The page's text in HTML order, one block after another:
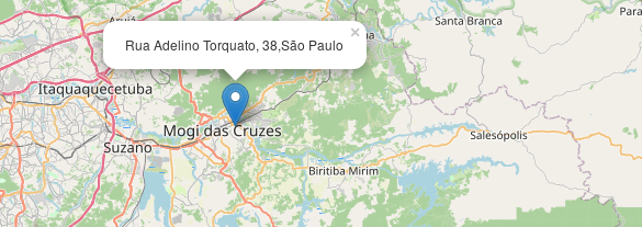
Rua Adelino Torquato, 38,São Paulo
×